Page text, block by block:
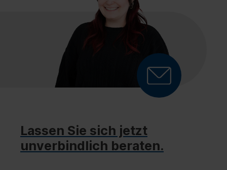
Lassen Sie sich jetzt
unverbindlich beraten.